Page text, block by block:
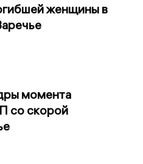
женщины в
момента
со скорой